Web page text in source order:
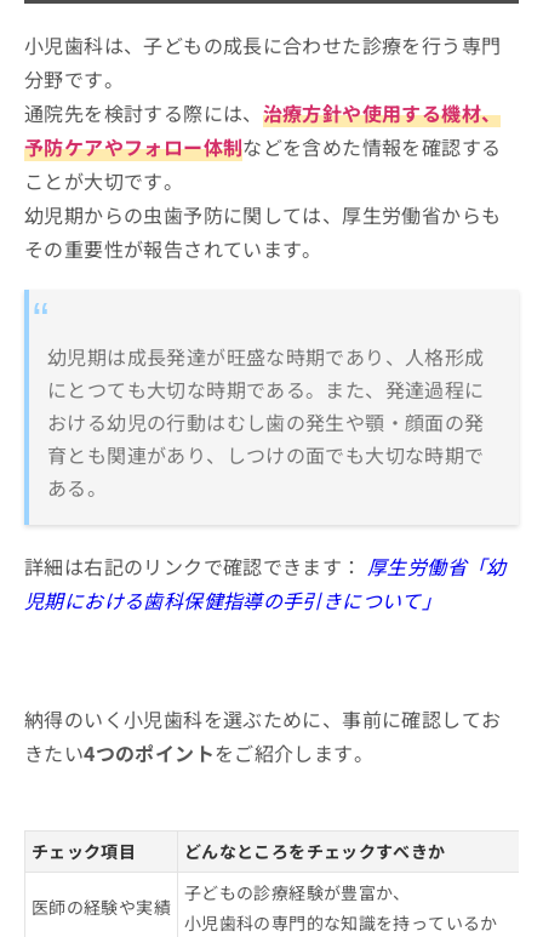
小児歯科は、子どもの成長に合わせた診療を行う専門
分野です。
通院先を検討する際には、 治療方針や使用する機材、
予防ケアやフォロー体制などを含めた情報を確認する
ことが大切です。
幼児期からの虫歯予防に関しては、厚生労働省からも
その重要性が報告されています。
幼児期は成長発達が旺盛な時期であり、人格形成
にとつても大切な時期である。また、発達過程に
おける幼児の行動はむし歯の発生や顎・顔面の発
育とも関連があり、しつけの面でも大切な時期で
ある。
詳細は右記のリンクで確認できます： 厚生労働省「幼
児期における歯科保健指導の手引きについて」
納得のいく小児歯科を選ぶために、事前に確認してお
きたい4つのポイントをご紹介します。
チェック項目 どんなところをチェックすべきか
医師の経験や実績
子どもの診療経験が豊富か、
小児歯科の専門的な知識を持っているか